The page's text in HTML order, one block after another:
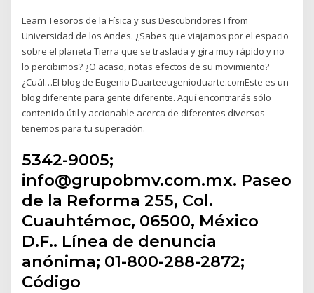
Learn Tesoros de la Física y sus Descubridores I from
Universidad de los Andes. ¿Sabes que viajamos por el espacio
sobre el planeta Tierra que se traslada y gira muy rápido y no
lo percibimos? ¿O acaso, notas efectos de su movimiento?
¿Cuál…El blog de Eugenio Duarteeugenioduarte.comEste es un
blog diferente para gente diferente. Aquí encontrarás sólo
contenido útil y accionable acerca de diferentes diversos
tenemos para tu superación.
5342-9005;
info@grupobmv.com.mx. Paseo
de la Reforma 255, Col.
Cuauhtémoc, 06500, México
D.F.. Línea de denuncia
anónima; 01-800-288-2872;
Código